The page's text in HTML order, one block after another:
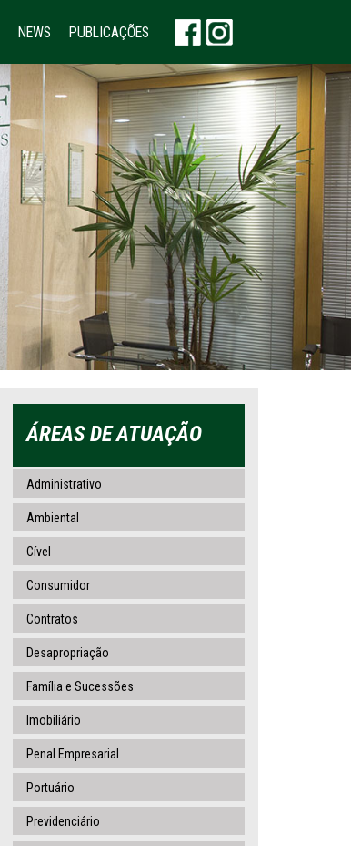
NEWS PUBLICAÇÕES
ÁREAS DE ATUAÇÃO
Administrativo
Ambiental
Cível
Consumidor
Contratos
Desapropriação
Família e Sucessões
Imobiliário
Penal Empresarial
Portuário
Previdenciário